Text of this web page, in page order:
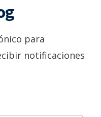
para
notificaciones